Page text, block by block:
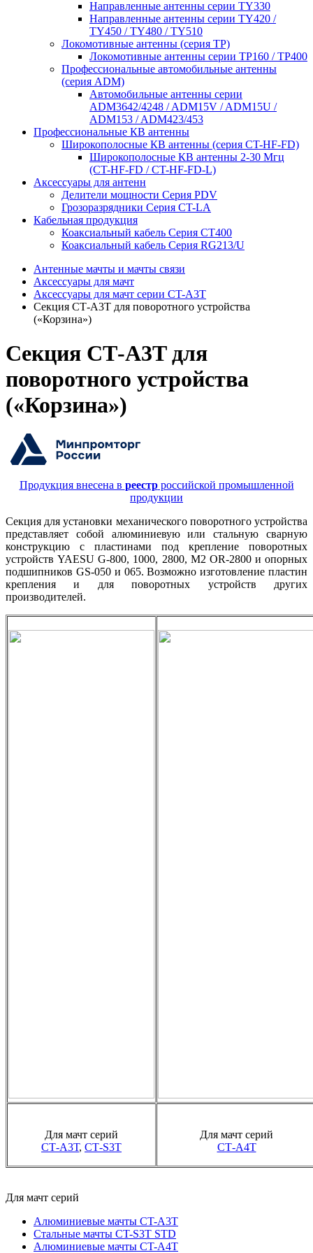
Направленные антенны серии ТY330
Направленные антенны серии ТY420 /
ТY450 / ТY480 / ТY510
Локомотивные антенны (серия ТP)
Локомотивные антенны серии ТP160 / ТР400
Профессиональные автомобильные антенны
(серия ADM)
Автомобильные антенны серии
ADM3642/4248 / ADM15V / ADM15U /
ADM153 / ADM423/453
Профессиональные КВ антенны
Широкополосные КВ антенны (серия CT-HF-FD)
Широкополосные КВ антенны 2-30 Мгц
(CT-HF-FD / CT-HF-FD-L)
Аксессуары для антенн
Делители мощности Серия PDV
Грозоразрядники Серия CT-LA
Кабельная продукция
Коаксиальный кабель Серия СТ400
Коаксиальный кабель Серия RG213/U
Антенные мачты и мачты связи
Аксессуары для мачт
Аксессуары для мачт серии CT-A3T
Секция CT‑A3T для поворотного устройства
(«Корзина»)
Секция CT‑A3T для
поворотного устройства
(«Корзина»)
Продукция внесена в реестрроссийской промышленной
продукции
Секция для установки механического поворотного устройства
представляет собой алюминиевую или стальную сварную
конструкцию с пластинами под крепление поворотных
устройств YAESU G-800, 1000, 2800, M2 OR-2800 и опорных
подшипников GS-050 и 065. Возможно изготовление пластин
крепления и для поворотных устройств других
производителей.
Для мачт серий
СТ-А3Т, СТ-S3T
Для мачт серий
СТ-А4Т
Для мачт серий
Алюминиевые мачты CT-A3T
Стальные мачты CT-S3T STD
Алюминиевые мачты CT-A4T